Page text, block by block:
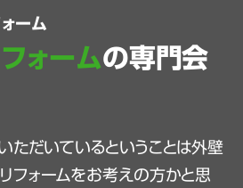
ーム
フォームの専門会
ただいているということは外壁
フォームをお考えの方かと思